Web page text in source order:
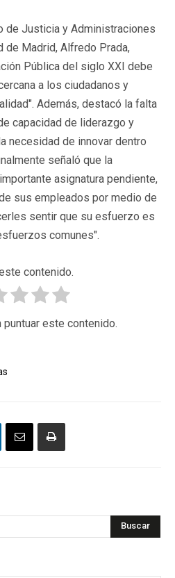
de Justicia y Administraciones
de Madrid, Alfredo Prada,
Pública del siglo XXI debe
a los ciudadanos y
Además, destacó la falta
capacidad de liderazgo y
necesidad de innovar dentro
señaló que la
asignatura pendiente,
sus empleados por medio de
sentir que su esfuerzo es
comunes".
contenido.
este contenido.
Buscar